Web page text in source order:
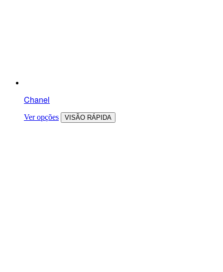
Chanel
Ver opções VISÃO RÁPIDA